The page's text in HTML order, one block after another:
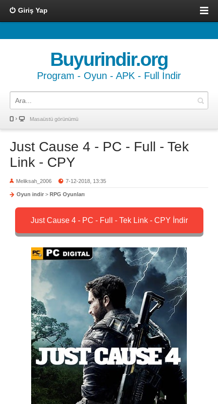
Giriş Yap
Buyurindir.org
Program - Oyun - APK - Full İndir
Masaüstü görünümü
Just Cause 4 - PC - Full - Tek
Link - CPY
Meliksah_2006 7-12-2018, 13:35
Oyun indir > RPG Oyunları
Just Cause 4 - PC - Full - Tek Link - CPY İndir